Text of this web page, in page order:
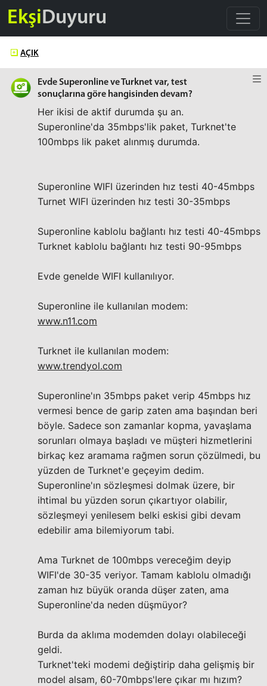
EkşiDuyuru
AÇIK
Evde Superonline ve Turknet var, test
sonuçlarına göre hangisinden devam?
Her ikisi de aktif durumda şu an.
Superonline'da 35mbps'lik paket, Turknet'te
100mbps lik paket alınmış durumda.
Superonline WIFI üzerinden hız testi 40-45mbps
Turnet WIFI üzerinden hız testi 30-35mbps
Superonline kablolu bağlantı hız testi 40-45mbps
Turknet kablolu bağlantı hız testi 90-95mbps
Evde genelde WIFI kullanılıyor.
Superonline ile kullanılan modem:
www.n11.com
Turknet ile kullanılan modem:
www.trendyol.com
Superonline'ın 35mbps paket verip 45mbps hız
vermesi bence de garip zaten ama başından beri
böyle. Sadece son zamanlar kopma, yavaşlama
sorunları olmaya başladı ve müşteri hizmetlerini
birkaç kez aramama rağmen sorun çözülmedi, bu
yüzden de Turknet'e geçeyim dedim.
Superonline'ın sözleşmesi dolmak üzere, bir
ihtimal bu yüzden sorun çıkartıyor olabilir,
sözleşmeyi yenilesem belki eskisi gibi devam
edebilir ama bilemiyorum tabi.
Ama Turknet de 100mbps vereceğim deyip
WIFI'de 30-35 veriyor. Tamam kablolu olmadığı
zaman hız büyük oranda düşer zaten, ama
Superonline'da neden düşmüyor?
Burda da aklıma modemden dolayı olabileceği
geldi.
Turknet'teki modemi değiştirip daha gelişmiş bir
model alsam, 60-70mbps'lere çıkar mı hızım?